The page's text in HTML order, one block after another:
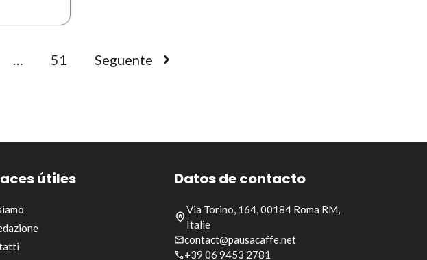
… 51 Seguente
útiles Datos de contacto
Via Torino, 164, 00184 Roma RM,
Italie
contact@pausacaffe.net
+39 06 9453 2781